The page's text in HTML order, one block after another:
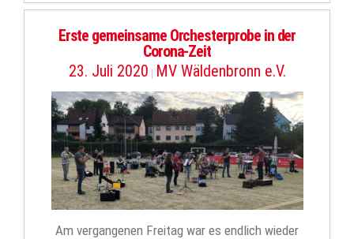
Erste gemeinsame Orchesterprobe in der
Corona-Zeit
23. Juli 2020 | MV Wäldenbronn e.V.
Am vergangenen Freitag war es endlich wieder